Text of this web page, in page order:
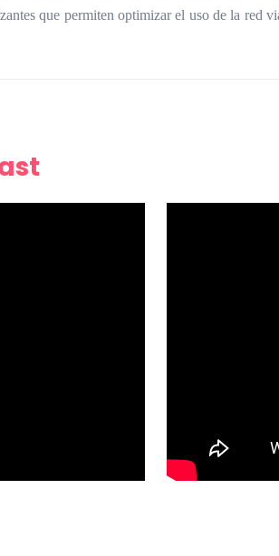
que permiten optimizar el uso de la red